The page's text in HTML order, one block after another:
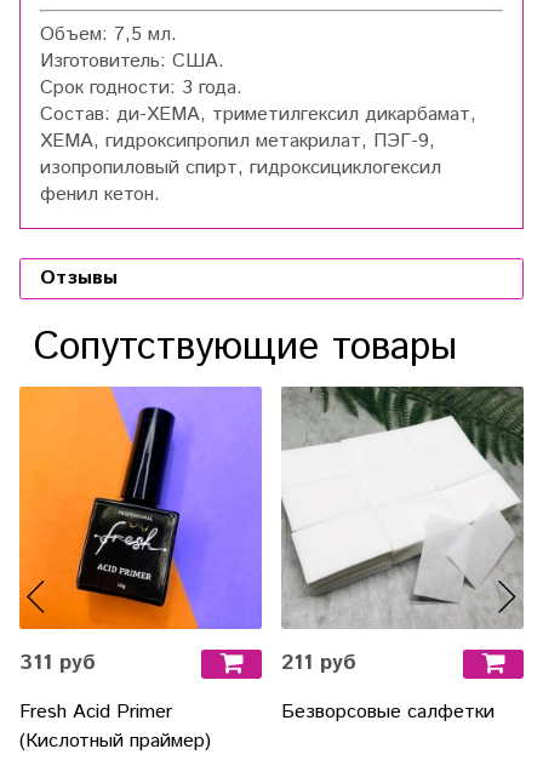
Объем: 7,5 мл.
Изготовитель: США.
Срок годности: 3 года.
Состав: ди-ХЕМА, триметилгексил дикарбамат,
ХЕМА, гидроксипропил метакрилат, ПЭГ-9,
изопропиловый спирт, гидроксициклогексил
фенил кетон.
Отзывы
Сопутствующие товары
311 руб
Fresh Acid Primer
(Кислотный праймер)
211 руб
Безворсовые салфетки